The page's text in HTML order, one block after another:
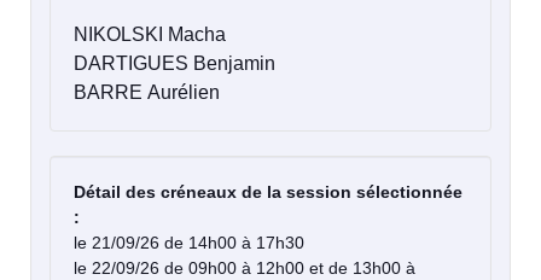
NIKOLSKI Macha
DARTIGUES Benjamin
BARRE Aurélien
Détail des créneaux de la session sélectionnée
:
le 21/09/26 de 14h00 à 17h30
le 22/09/26 de 09h00 à 12h00 et de 13h00 à